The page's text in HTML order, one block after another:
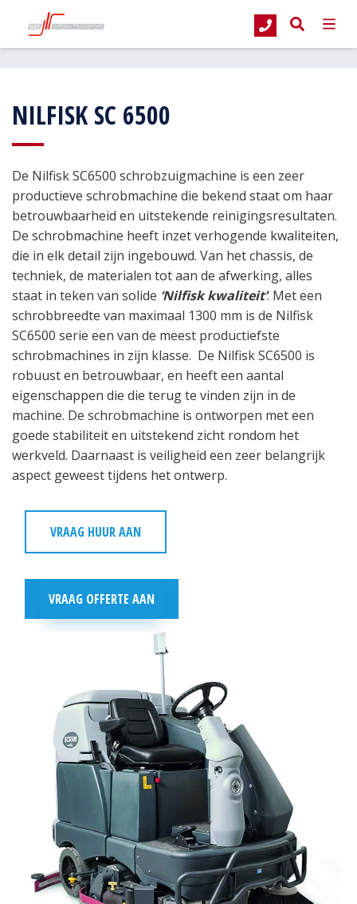
G&T Intern Transport Veeg- en schrobmachines
NILFISK SC 6500
De Nilfisk SC6500 schrobzuigmachine is een zeer
productieve schrobmachine die bekend staat om haar
betrouwbaarheid en uitstekende reinigingsresultaten.
De schrobmachine heeft inzet verhogende kwaliteiten,
die in elk detail zijn ingebouwd. Van het chassis, de
techniek, de materialen tot aan de afwerking, alles
staat in teken van solide ‘Nilfisk kwaliteit’. Met een
schrobbreedte van maximaal 1300 mm is de Nilfisk
SC6500 serie een van de meest productiefste
schrobmachines in zijn klasse. De Nilfisk SC6500 is
robuust en betrouwbaar, en heeft een aantal
eigenschappen die die terug te vinden zijn in de
machine. De schrobmachine is ontworpen met een
goede stabiliteit en uitstekend zicht rondom het
werkveld. Daarnaast is veiligheid een zeer belangrijk
aspect geweest tijdens het ontwerp.
VRAAG HUUR AAN
VRAAG OFFERTE AAN